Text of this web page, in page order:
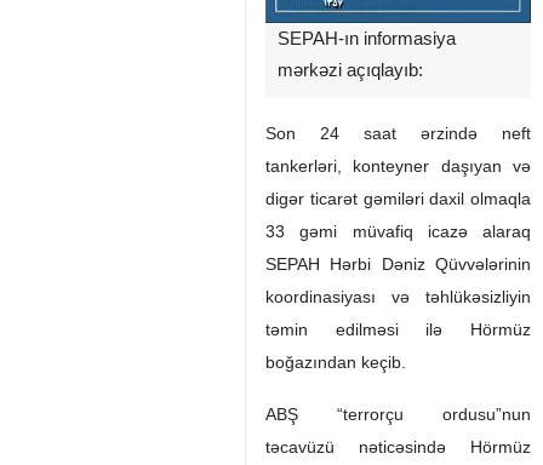
SEPAH-ın informasiya
mərkəzi açıqlayıb:
Son 24 saat ərzində neft
tankerləri, konteyner daşıyan və
digər ticarət gəmiləri daxil olmaqla
33 gəmi müvafiq icazə alaraq
SEPAH Hərbi Dəniz Qüvvələrinin
koordinasiyası və təhlükəsizliyin
təmin edilməsi ilə Hörmüz
boğazından keçib.
ABŞ “terrorçu ordusu”nun
təcavüzü nəticəsində Hörmüz